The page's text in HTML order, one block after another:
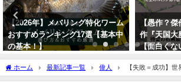
【2026年】メバリング特化ワーム
おすすめランキング17選【基本中
の基本！】
【愚作？
作『天国
【面白く
ホーム 最新記事一覧 偉人
【失敗＝成功】世
ーマス・アルバ・エジソンの半生【不屈の発明王】